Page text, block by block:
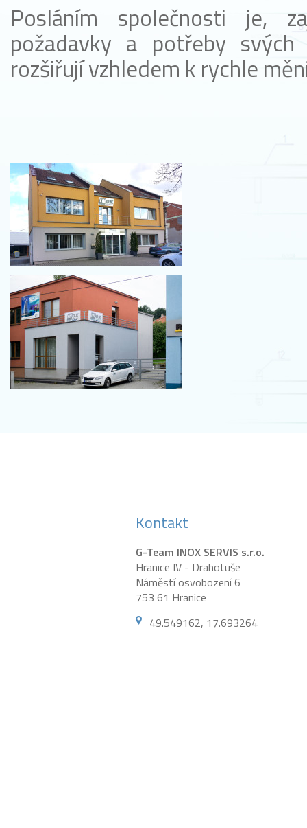
Posláním společnosti je,
požadavky a potřeby
rozšiřují vzhledem k rychle
Kontakt
G-Team INOX SERVIS s.r.o.
Hranice IV - Drahotuše
Náměstí osvobození 6
753 61 Hranice
49.549162, 17.693264